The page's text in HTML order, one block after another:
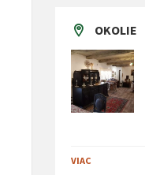
OKOLIE
VIAC